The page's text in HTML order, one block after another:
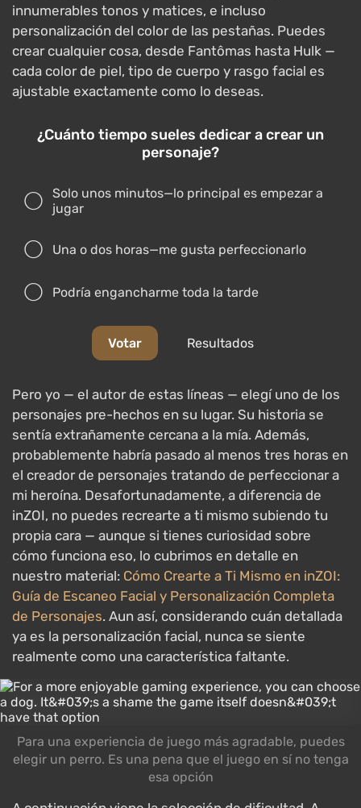
innumerables tonos y matices, e incluso
personalización del color de las pestañas. Puedes
crear cualquier cosa, desde Fantômas hasta Hulk —
cada color de piel, tipo de cuerpo y rasgo facial es
ajustable exactamente como lo deseas.
¿Cuánto tiempo sueles dedicar a crear un
personaje?
Solo unos minutos—lo principal es empezar a
jugar
Una o dos horas—me gusta perfeccionarlo
Podría engancharme toda la tarde
Votar Resultados
Pero yo — el autor de estas líneas — elegí uno de los
personajes pre-hechos en su lugar. Su historia se
sentía extrañamente cercana a la mía. Además,
probablemente habría pasado al menos tres horas en
el creador de personajes tratando de perfeccionar a
mi heroína. Desafortunadamente, a diferencia de
inZOI, no puedes recrearte a ti mismo subiendo tu
propia cara — aunque si tienes curiosidad sobre
cómo funciona eso, lo cubrimos en detalle en
nuestro material: Cómo Crearte a Ti Mismo en inZOI:
Guía de Escaneo Facial y Personalización Completa
de Personajes. Aun así, considerando cuán detallada
ya es la personalización facial, nunca se siente
realmente como una característica faltante.
Para una experiencia de juego más agradable, puedes
elegir un perro. Es una pena que el juego en sí no tenga
esa opción